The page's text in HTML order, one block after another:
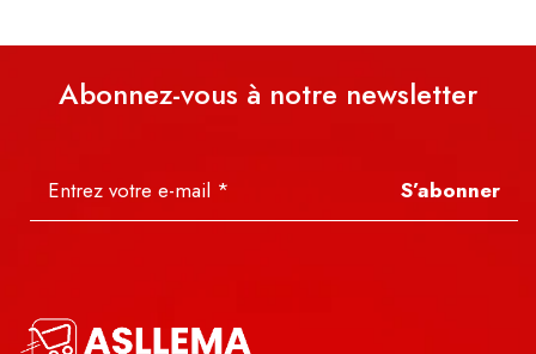
Abonnez-vous à notre newsletter
S’abonner